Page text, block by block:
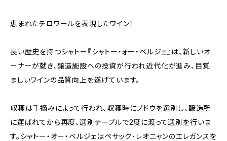
恵まれたテロワールを表現したワイン！
長い歴史を持つシャトー『シャトー・ォー・ベルジェ』は、新しいオ
ーナーが就き、醸造施設への投資が行われ近代化が進み、目覚
ましいワインの品質向上を遂げています。
収穫は手摘みによって行われ、収穫時にブドウを選別し、醸造所
に運ばれてから再度、選別テーブルで2度に渡って選別を行いま
す。シャトー・オー・ベルジェはペサック･レオニャンのエレガンスを